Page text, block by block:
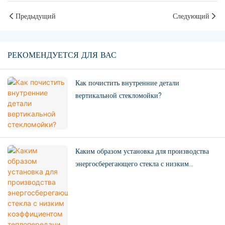
Предыдущий Следующий
РЕКОМЕНДУЕТСЯ ДЛЯ ВАС
Как почистить внутренние детали
вертикальной стекломойки?
Каким образом установка для производства
энергосберегающего стекла с низким